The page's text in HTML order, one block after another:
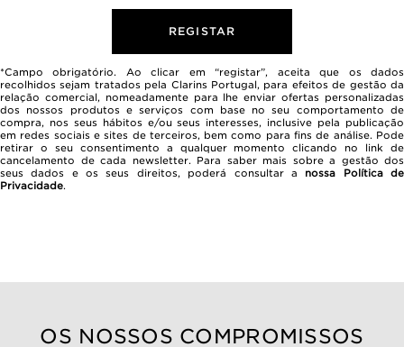
REGISTAR
*Campo obrigatório. Ao clicar em “registar”, aceita que os dados
recolhidos sejam tratados pela Clarins Portugal, para efeitos de gestão da
relação comercial, nomeadamente para lhe enviar ofertas personalizadas
dos nossos produtos e serviços com base no seu comportamento de
compra, nos seus hábitos e/ou seus interesses, inclusive pela publicação
em redes sociais e sites de terceiros, bem como para fins de análise. Pode
retirar o seu consentimento a qualquer momento clicando no link de
cancelamento de cada newsletter. Para saber mais sobre a gestão dos
seus dados e os seus direitos, poderá consultar a nossa Política de
Privacidade.
OS NOSSOS COMPROMISSOS